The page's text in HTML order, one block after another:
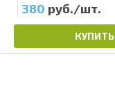
380 руб./шт.
КУПИТЬ